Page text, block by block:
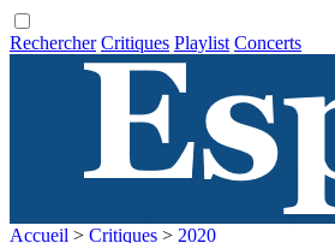
Rechercher Critiques Playlist Concerts
Accueil > Critiques > 2020